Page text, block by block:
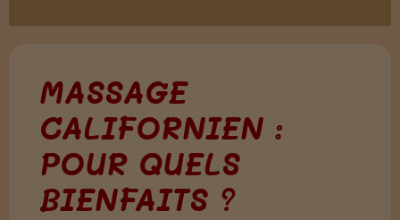
MASSAGE
CALIFORNIEN :
POUR QUELS
BIENFAITS ?